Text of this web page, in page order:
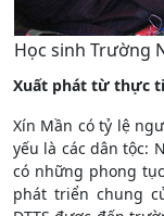
Học sinh Trường
Xuất phát từ thực
Xín Mần có tỷ lệ
yếu là các dân tộc:
có những phong
phát triển chung